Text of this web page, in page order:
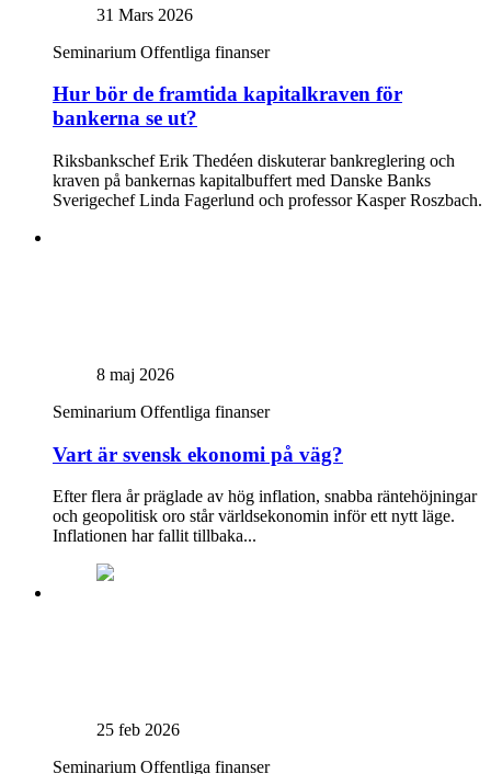
31 Mars 2026
Seminarium Offentliga finanser
Hur bör de framtida kapitalkraven för
bankerna se ut?
Riksbankschef Erik Thedéen diskuterar bankreglering och
kraven på bankernas kapitalbuffert med Danske Banks
Sverigechef Linda Fagerlund och professor Kasper Roszbach.
8 maj 2026
Seminarium Offentliga finanser
Vart är svensk ekonomi på väg?
Efter flera år präglade av hög inflation, snabba räntehöjningar
och geopolitisk oro står världsekonomin inför ett nytt läge.
Inflationen har fallit tillbaka...
25 feb 2026
Seminarium Offentliga finanser